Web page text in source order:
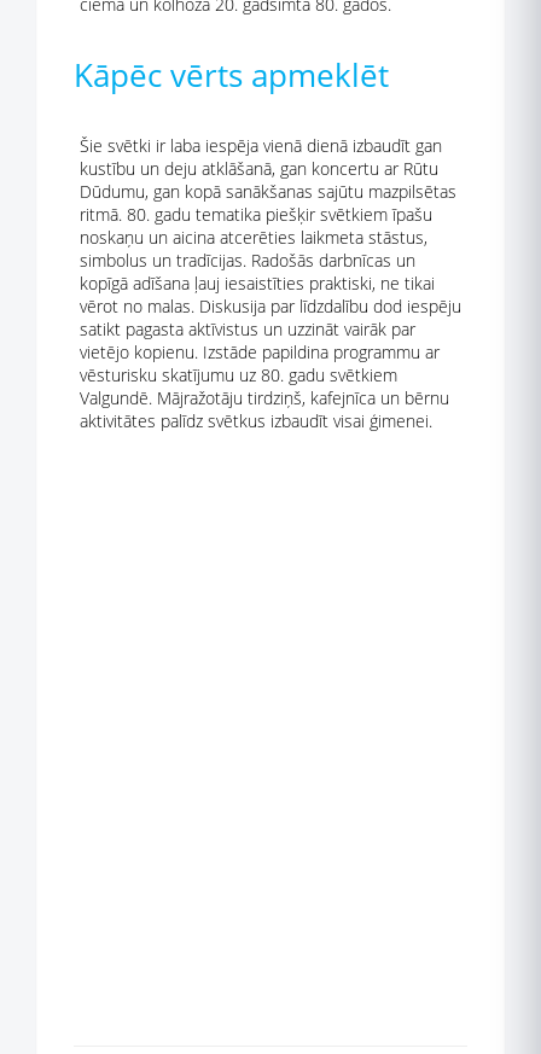
Kāpēc vērts apmeklēt
Šie svētki ir laba iespēja vienā dienā izbaudīt gan
kustību un deju atklāšanā, gan koncertu ar Rūtu
Dūdumu, gan kopā sanākšanas sajūtu mazpilsētas
ritmā. 80. gadu tematika piešķir svētkiem īpašu
noskaņu un aicina atcerēties laikmeta stāstus,
simbolus un tradīcijas. Radošās darbnīcas un
kopīgā adīšana ļauj iesaistīties praktiski, ne tikai
vērot no malas. Diskusija par līdzdalību dod iespēju
satikt pagasta aktīvistus un uzzināt vairāk par
vietējo kopienu. Izstāde papildina programmu ar
vēsturisku skatījumu uz 80. gadu svētkiem
Valgundē. Mājražotāju tirdziņš, kafejnīca un bērnu
aktivitātes palīdz svētkus izbaudīt visai ģimenei.